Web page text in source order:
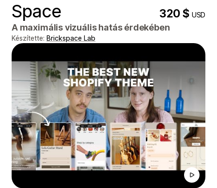
Space 320 $USD
A maximális vizuális hatás érdekében
Készítette: Brickspace Lab